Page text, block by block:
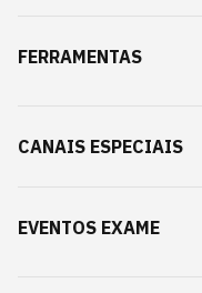
FERRAMENTAS
CANAIS ESPECIAIS
EVENTOS EXAME